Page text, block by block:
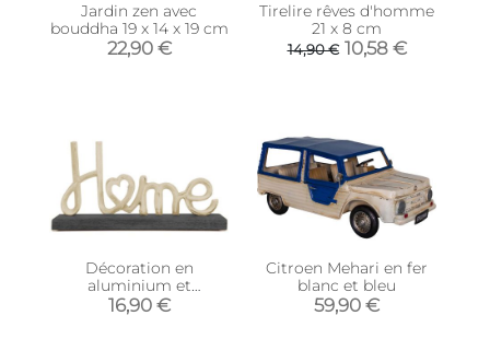
Jardin zen avec
bouddha 19 x 14 x 19 cm
22,90 €
Tirelire rêves d'homme
21 x 8 cm
14,90 € 10,58 €
Décoration en
aluminium et
manguier Or et noir
(Home)
16,90 €
Citroen Mehari en fer
blanc et bleu
59,90 €